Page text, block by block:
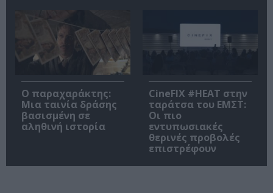
Ο παραχαράκτης:
Μια ταινία δράσης
βασισμένη σε
αληθινή ιστορία
CineFIX #ΗΕΑΤ στην
ταράτσα του ΕΜΣΤ:
Οι πιο
εντυπωσιακές
θερινές προβολές
επιστρέφουν